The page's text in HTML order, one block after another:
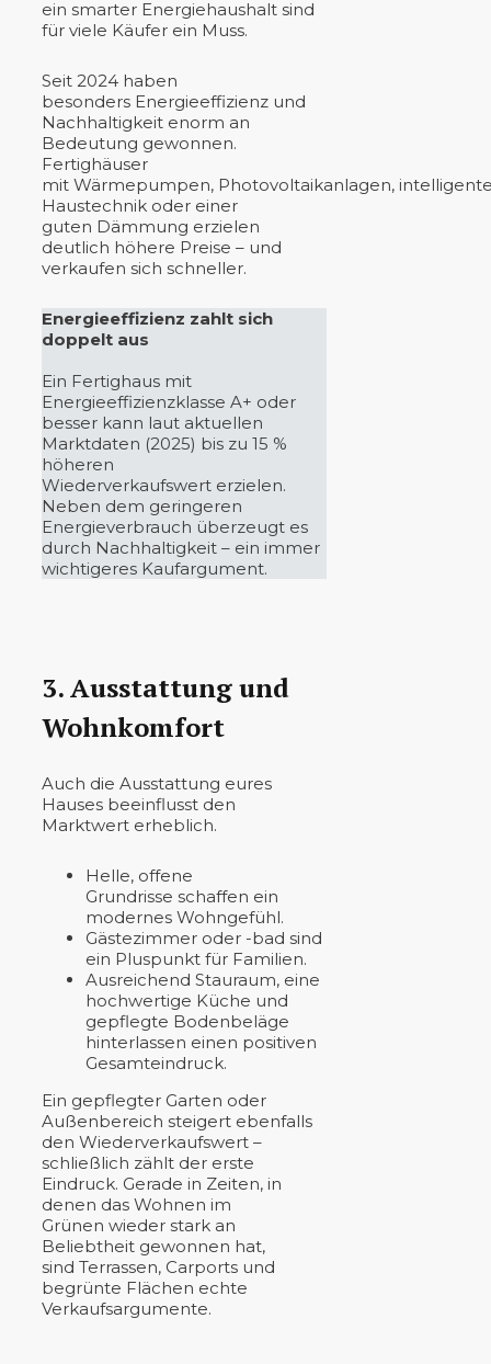
ein smarter Energiehaushalt sind
für viele Käufer ein Muss.
Seit 2024 haben
besonders Energieeffizienz und
Nachhaltigkeit enorm an
Bedeutung gewonnen.
Fertighäuser
mit Wärmepumpen, Photovoltaikanlagen,
Haustechnik oder einer
guten Dämmung erzielen
deutlich höhere Preise – und
verkaufen sich schneller.
Energieeffizienz zahlt sich
doppelt aus
Ein Fertighaus mit
Energieeffizienzklasse A+ oder
besser kann laut aktuellen
Marktdaten (2025) bis zu 15 %
höheren
Wiederverkaufswert erzielen.
Neben dem geringeren
Energieverbrauch überzeugt es
durch Nachhaltigkeit – ein immer
wichtigeres Kaufargument.
3. Ausstattung und
Wohnkomfort
Auch die Ausstattung eures
Hauses beeinflusst den
Marktwert erheblich.
Helle, offene
Grundrisse schaffen ein
modernes Wohngefühl.
Gästezimmer oder -bad sind
ein Pluspunkt für Familien.
Ausreichend Stauraum, eine
hochwertige Küche und
gepflegte Bodenbeläge
hinterlassen einen positiven
Gesamteindruck.
Ein gepflegter Garten oder
Außenbereich steigert ebenfalls
den Wiederverkaufswert –
schließlich zählt der erste
Eindruck. Gerade in Zeiten, in
denen das Wohnen im
Grünen wieder stark an
Beliebtheit gewonnen hat,
sind Terrassen, Carports und
begrünte Flächen echte
Verkaufsargumente.